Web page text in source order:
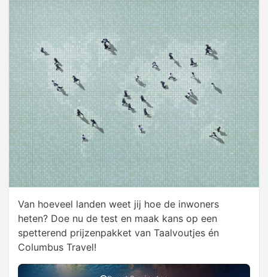
Van hoeveel landen weet jij hoe de inwoners
heten? Doe nu de test en maak kans op een
spetterend prijzenpakket van Taalvoutjes én
Columbus Travel!